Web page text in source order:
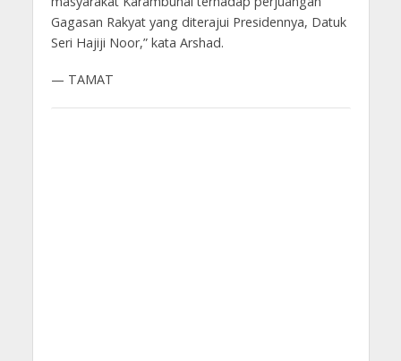
Gagasan Rakyat yang diterajui Presidennya, Datuk
Seri Hajiji Noor,” kata Arshad.
— TAMAT